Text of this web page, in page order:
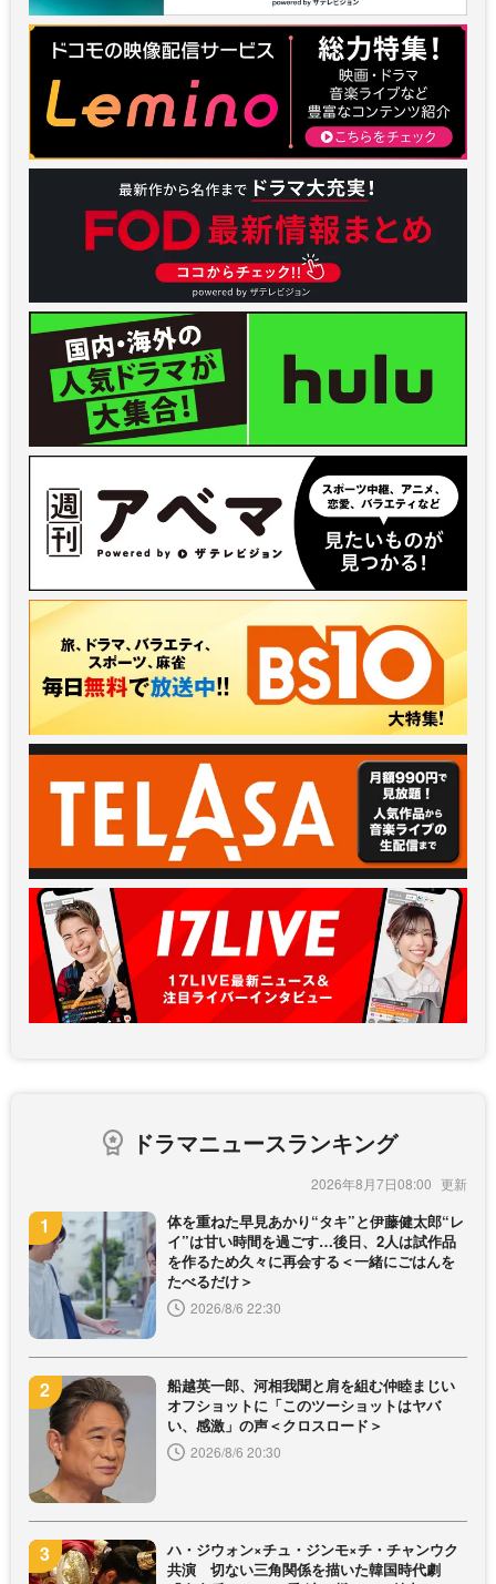
ドラマニュースランキング
2026年8月7日08:00
体を重ねた早見あかり“タキ”と伊藤健太郎“レ
イ”は甘い時間を過ごす…後日、2人は試作品
を作るため久々に再会する＜一緒にごはんを
たべるだけ＞
2026/8/6 22:30
船越英一郎、河相我聞と肩を組む仲睦まじい
オフショットに「このツーショットはヤバ
い、感激」の声＜クロスロード＞
2026/8/6 20:30
ハ・ジウォン×チュ・ジンモ×チ・チャンウク
共演 切ない三角関係を描いた韓国時代劇